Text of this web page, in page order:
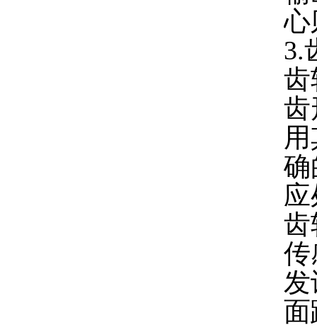
心
3.
齿
齿
确
齿
传